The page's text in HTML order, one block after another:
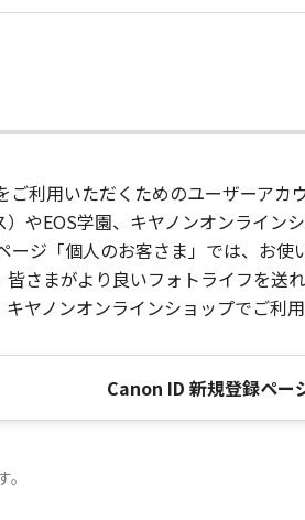
ご利用いただくためのユーザーア
やEOS学園、キヤノンオンライ
ジ「個人のお客さま」では、お
さまがより良いフォトライフを
ヤノンオンラインショップでご利
Canon ID 新規登録ペー